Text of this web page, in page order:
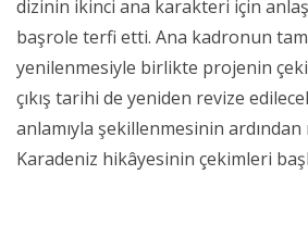
dizinin ikinci ana karakteri için
başrole terfi etti. Ana kadronun
yenilenmesiyle birlikte projenin
çıkış tarihi de yeniden revize
anlamıyla şekillenmesinin
Karadeniz hikâyesinin çekimleri